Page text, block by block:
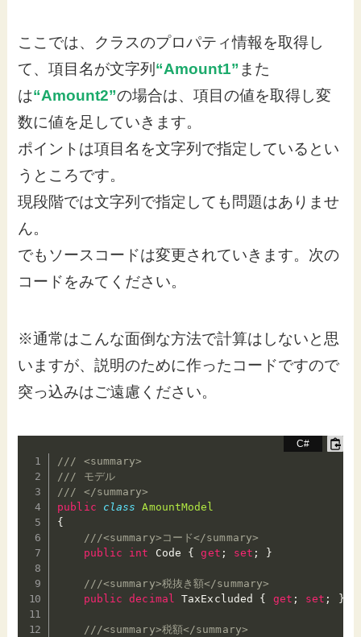
ここでは、クラスのプロパティ情報を取得し
て、項目名が文字列 “Amount1” また
は“Amount2”の場合は、項目の値を取得し変
数に値を足していきます。
ポイントは項目名を文字列で指定しているとい
うところです。
現段階では文字列で指定しても問題はありませ
ん。
でもソースコードは変更されていきます。次の
コードをみてください。
※通常はこんな面倒な方法で計算はしないと思
いますが、説明のために作ったコードですので
突っ込みはご遠慮ください。
/// <summary>
/// モデル
/// </summary>
public
class
AmountModel
{
///<summary>コード</summary>
public
int Code { get ; set ; }
///<summary>税抜き額</summary>
public
decimal TaxExcluded { get ; set ; }
///<summary>税額</summary>